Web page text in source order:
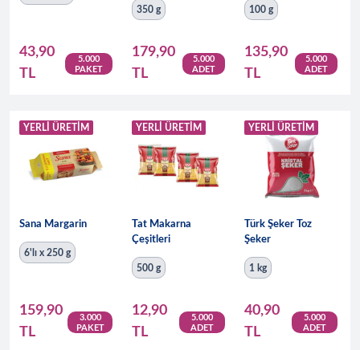
43,90
TL
5.000
PAKET
350 g
179,90
TL
5.000
ADET
100 g
135,90
TL
5.000
ADET
YERLI ÜRETIM
Sana Margarin
6'lı x 250 g
159,90
TL
3.000
PAKET
YERLI ÜRETIM
Tat Makarna
Çeşitleri
500 g
12,90
TL
5.000
ADET
YERLI ÜRETIM
Türk Şeker Toz
Şeker
1 kg
40,90
TL
5.000
ADET